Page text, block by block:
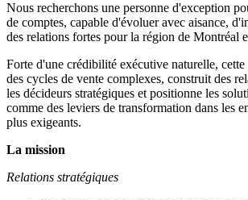
Nous recherchons une personne d'exception
de comptes, capable d'évoluer avec aisance,
des relations fortes pour la région de Montréal
Forte d'une crédibilité exécutive naturelle, cette
des cycles de vente complexes, construit des
les décideurs stratégiques et positionne les
comme des leviers de transformation dans les
plus exigeants.
La mission
Relations stratégiques